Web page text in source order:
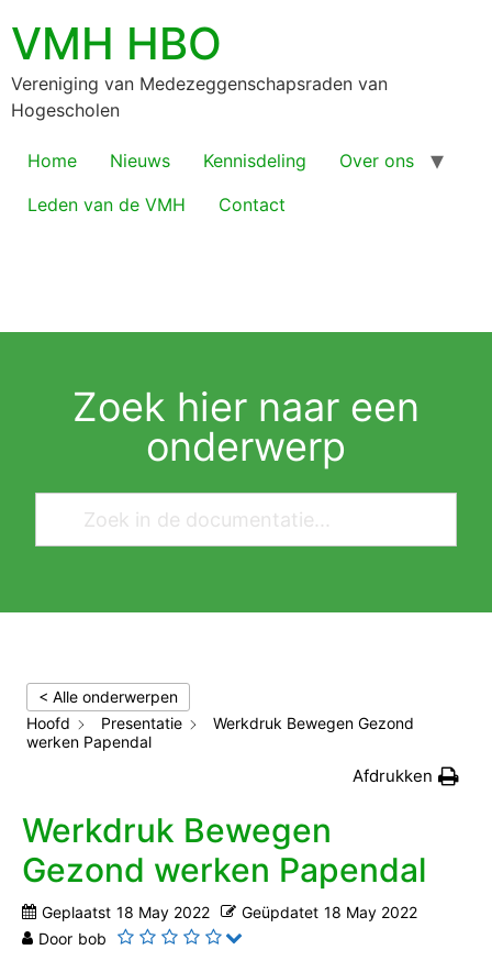
VMH HBO
Vereniging van Medezeggenschapsraden van
Hogescholen
Home Nieuws Kennisdeling
Over ons
Leden van de VMH
Contact
Zoek hier naar een
onderwerp
< Alle onderwerpen
Hoofd
Presentatie
Werkdruk Bewegen Gezond
werken Papendal
Afdrukken
Werkdruk Bewegen
Gezond werken Papendal
Geplaatst 18 May 2022 Geüpdatet 18 May 2022
Door bob